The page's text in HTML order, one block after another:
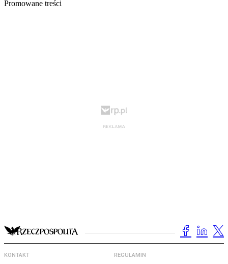
Promowane treści
KONTAKT REGULAMIN